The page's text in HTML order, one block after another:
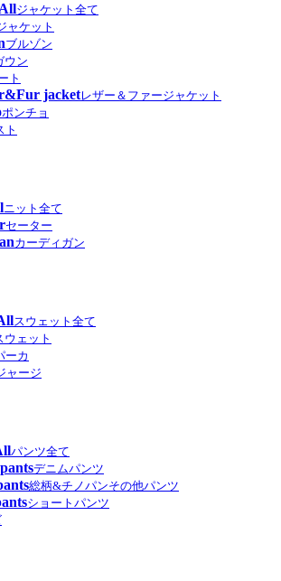
ジャケット全て
ャケット
ブルゾン
ウン
ト
jacketレザー＆ファージャケット
ポンチョ
ト
ニット全て
セーター
カーディガン
スウェット全て
ウェット
ーカ
ャージ
パンツ全て
デニムパンツ
総柄&チノパンその他パンツ
ショートパンツ